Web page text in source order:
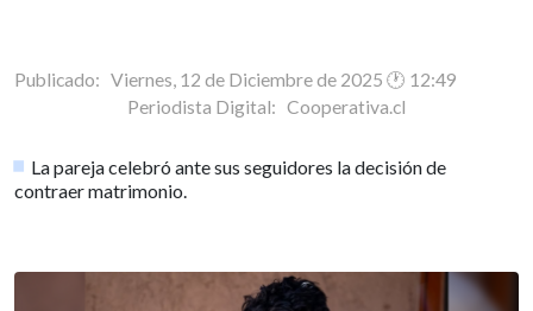
Publicado: Viernes, 12 de Diciembre de 2025 🕐 12:49
Periodista Digital: Cooperativa.cl
La pareja celebró ante sus seguidores la decisión de
contraer matrimonio.